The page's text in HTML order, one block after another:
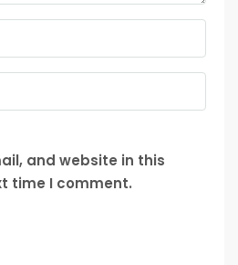
and website in this
time I comment.